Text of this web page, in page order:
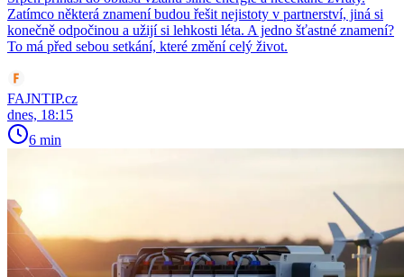
Zatímco některá znamení budou řešit nejistoty v partnerství, jiná si
konečně odpočinou a užijí si lehkosti léta. A jedno šťastné znamení?
To má před sebou setkání, které změní celý život.
FAJNTIP.cz
dnes, 18:15
6 min